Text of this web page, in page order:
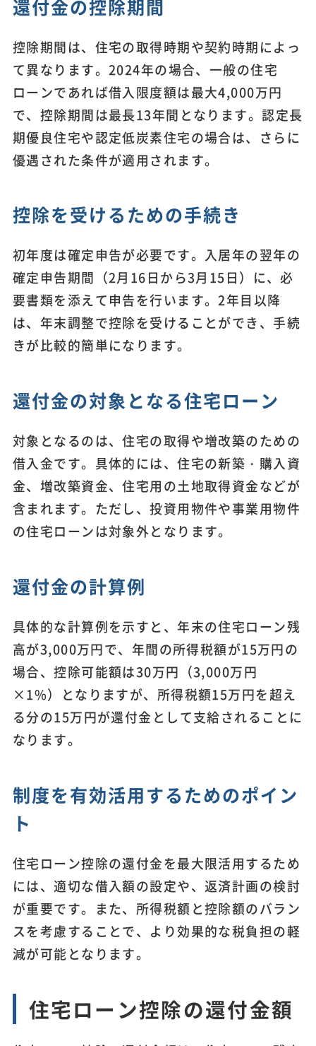
還付金の控除期間
控除期間は、住宅の取得時期や契約時期によっ
て異なります。2024年の場合、一般の住宅
ローンであれば借入限度額は最大4,000万円
で、控除期間は最長13年間となります。認定長
期優良住宅や認定低炭素住宅の場合は、さらに
優遇された条件が適用されます。
控除を受けるための手続き
初年度は確定申告が必要です。入居年の翌年の
確定申告期間（2月16日から3月15日）に、必
要書類を添えて申告を行います。2年目以降
は、年末調整で控除を受けることができ、手続
きが比較的簡単になります。
還付金の対象となる住宅ローン
対象となるのは、住宅の取得や増改築のための
借入金です。具体的には、住宅の新築・購入資
金、増改築資金、住宅用の土地取得資金などが
含まれます。ただし、投資用物件や事業用物件
の住宅ローンは対象外となります。
還付金の計算例
具体的な計算例を示すと、年末の住宅ローン残
高が3,000万円で、年間の所得税額が15万円の
場合、控除可能額は30万円（3,000万円
×1%）となりますが、所得税額15万円を超え
る分の15万円が還付金として支給されることに
なります。
制度を有効活用するためのポイン
ト
住宅ローン控除の還付金を最大限活用するため
には、適切な借入額の設定や、返済計画の検討
が重要です。また、所得税額と控除額のバラン
スを考慮することで、より効果的な税負担の軽
減が可能となります。
住宅ローン控除の還付金額